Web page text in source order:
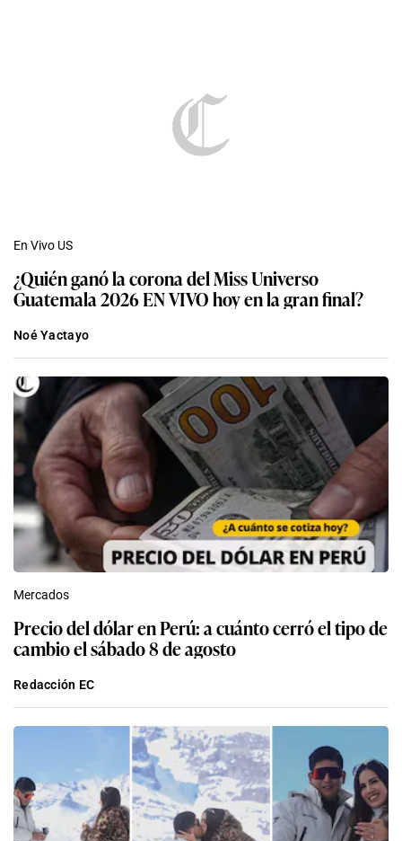
En Vivo US
¿Quién ganó la corona del Miss Universo
Guatemala 2026 EN VIVO hoy en la gran final?
Noé Yactayo
Mercados
Precio del dólar en Perú: a cuánto cerró el tipo de
cambio el sábado 8 de agosto
Redacción EC